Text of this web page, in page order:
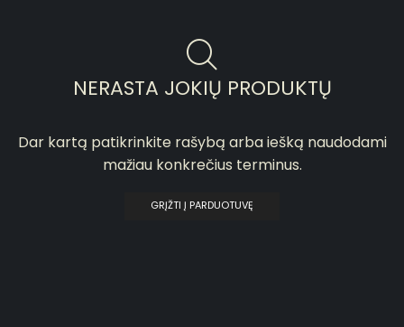
NERASTA JOKIŲ PRODUKTŲ
Dar kartą patikrinkite rašybą arba iešką naudodami
mažiau konkrečius terminus.
GRĮŽTI Į PARDUOTUVĘ